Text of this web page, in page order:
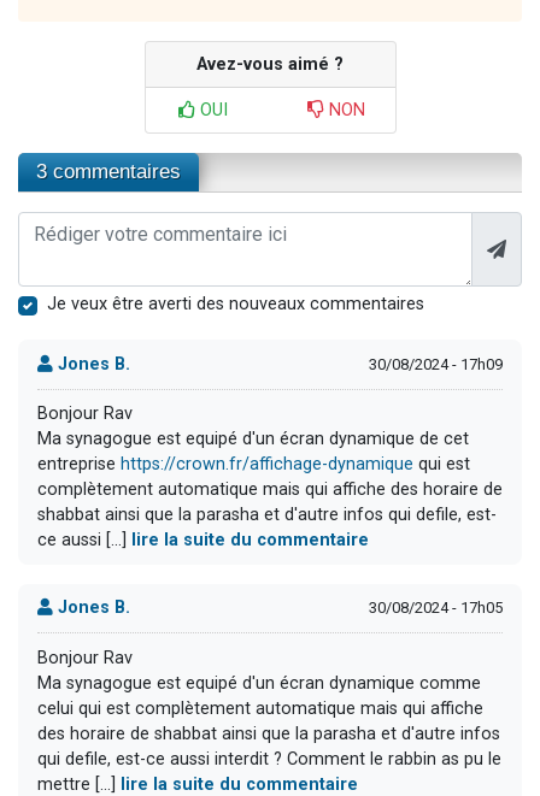
Avez-vous aimé ?
OUI NON
3 commentaires
Je veux être averti des nouveaux commentaires
Jones B. 30/08/2024 - 17h09
Bonjour Rav
Ma synagogue est equipé d'un écran dynamique de cet
entreprise https://crown.fr/affichage-dynamique qui est
complètement automatique mais qui affiche des horaire de
shabbat ainsi que la parasha et d'autre infos qui defile, est-
ce aussi [...]
lire la suite du commentaire
Jones B. 30/08/2024 - 17h05
Bonjour Rav
Ma synagogue est equipé d'un écran dynamique comme
celui qui est complètement automatique mais qui affiche
des horaire de shabbat ainsi que la parasha et d'autre infos
qui defile, est-ce aussi interdit ? Comment le rabbin as pu le
mettre [...]
lire la suite du commentaire